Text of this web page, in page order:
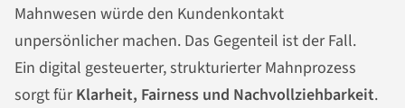
Mahnwesen würde den Kundenkontakt
unpersönlicher machen. Das Gegenteil ist der Fall.
Ein digital gesteuerter, strukturierter Mahnprozess
sorgt fürKlarheit, Fairness und Nachvollziehbarkeit.